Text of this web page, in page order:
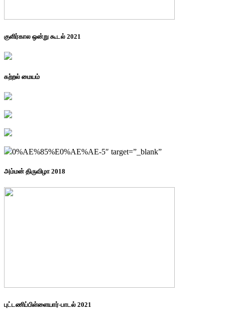
குளிர்கால ஒன்று கூடல் 2021
கற்றல் மையம்
0%AE%85%E0%AE%AE-5″ target=”_blank”
அம்மன் திருவிழா 2018
புட்டணிப்பிள்ளையார்-பாடல் 2021